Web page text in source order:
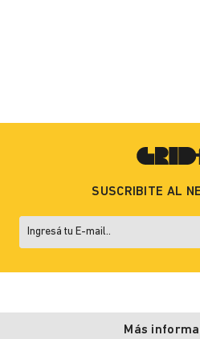
SUSCRIBITE AL
Más